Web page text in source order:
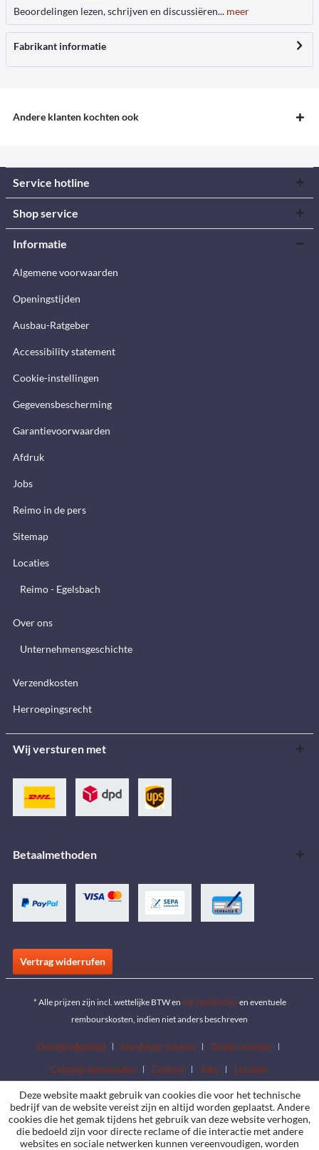
Beoordelingen lezen, schrijven en discussiëren... meer
Fabrikant informatie
Andere klanten kochten ook
Service hotline
Shop service
Informatie
Algemene voorwaarden
Openingstijden
Ausbau-Ratgeber
Accessibility statement
Cookie-instellingen
Gegevensbescherming
Garantievoorwaarden
Afdruk
Jobs
Reimo in de pers
Sitemap
Locaties
Reimo - Egelsbach
Over ons
Unternehmensgeschichte
Verzendkosten
Herroepingsrecht
Wij versturen met
Betaalmethoden
Vertrag widerrufen
* Alle prijzen zijn incl. wettelijke BTW en verzendkosten en eventuele
rembourskosten, indien niet anders beschreven
Downloadgebied Handelaar zoeken
Dealer worden
Catalogi downloaden
Contact Jobs Locaties
Deze website maakt gebruik van cookies die voor het technische
bedrijf van de website vereist zijn en altijd worden geplaatst. Andere
cookies die het gemak tijdens het gebruik van deze website verhogen,
die bedoeld zijn voor directe reclame of die interactie met andere
websites en sociale netwerken kunnen vereenvoudigen, worden